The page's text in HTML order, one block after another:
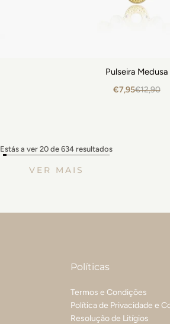
Pulseira Medusa
€7,95€12,90
Estás a ver 20 de 634 resultados
VER MAIS
Políticas
Termos e Condições
Política de Privacidade e
Resolução de Litígios